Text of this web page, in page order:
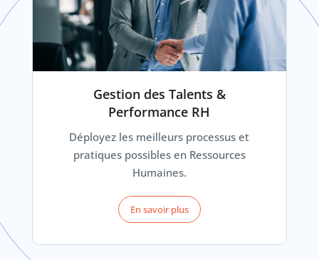
Gestion des Talents &
Performance RH
Déployez les meilleurs processus et
pratiques possibles en Ressources
Humaines.
En savoir plus